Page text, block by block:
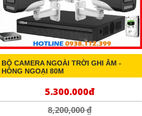
BỘ CAMERA NGOÀI TRỜI GHI ÂM -
HỒNG NGOẠI 80M
5.300.000đ
8,200,000 ₫